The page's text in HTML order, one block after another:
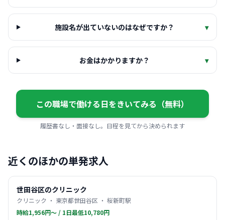
施設名が出ていないのはなぜですか？ ▾
お金はかかりますか？ ▾
この職場で働ける日をきいてみる（無料）
履歴書なし・面接なし。日程を見てから決められます
近くのほかの単発求人
世田谷区のクリニック
クリニック ・ 東京都世田谷区 ・ 桜新町駅
時給1,956円〜 / 1日最低10,780円